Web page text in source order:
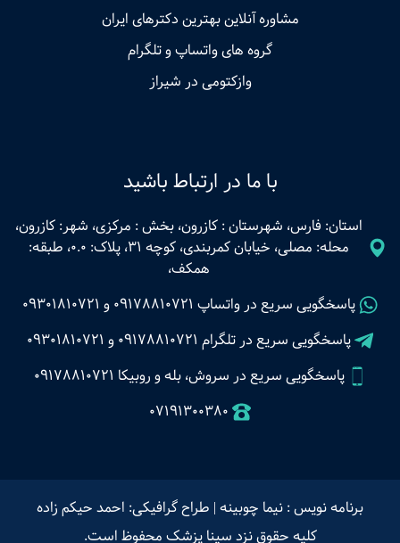
مشاوره آنلاین بهترین دکترهای ایران
گروه های واتساپ و تلگرام
وازکتومی در شیراز
با ما در ارتباط باشید
استان: فارس، شهرستان : کازرون، بخش : مرکزی، شهر: کازرون،
محله: مصلی، خیابان کمربندی، کوچه 31، پلاک: 0.0، طبقه:
همکف،
پاسخگویی سریع در واتساپ 09178810721 و 09301810721
پاسخگویی سریع در تلگرام 09178810721 و 09301810721
پاسخگویی سریع در سروش، بله و روبیکا 09178810721
07191300380
برنامه نویس : نیما چوبینه | طراح گرافیکی: احمد حیکم زاده
کلیه حقوق نزد سینا پزشک محفوظ است.